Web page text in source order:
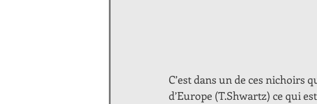
C’est dans un de ces nichoirs
d’Europe (T.Shwartz) ce qui